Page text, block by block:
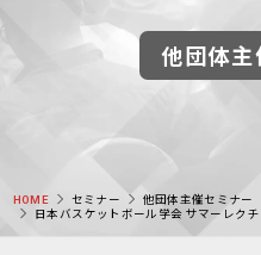
他団体主
HOME セミナー
他団体主催セミナー
日本バスケットボール学会 サマーレク